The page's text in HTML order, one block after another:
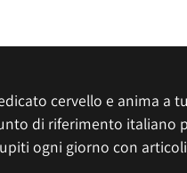
cervello e anima a
di riferimento italiano
ogni giorno con